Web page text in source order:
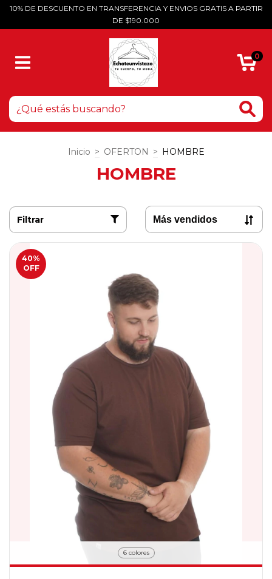
10% DE DESCUENTO EN TRANSFERENCIA Y ENVIOS GRATIS A PARTIR
DE $190.000
0
Inicio > OFERTON > HOMBRE
HOMBRE
Filtrar
40%
OFF
6 colores